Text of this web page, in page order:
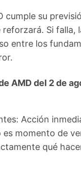
su
Si falla,
entre los
AMD del 2 de
Acción
momento de
qué